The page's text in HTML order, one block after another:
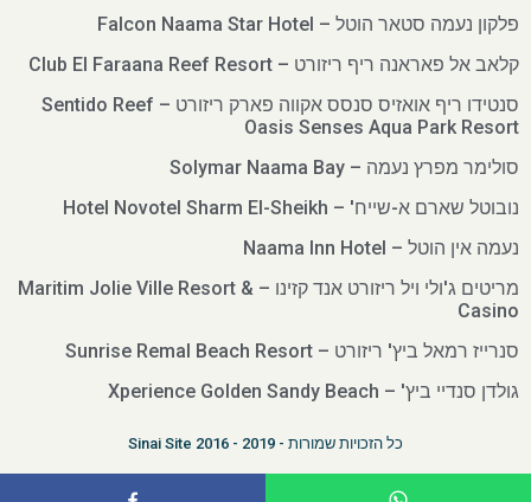
פלקון נעמה סטאר הוטל – Falcon Naama Star Hotel
קלאב אל פאראנה ריף ריזורט – Club El Faraana Reef Resort
סנטידו ריף אואזיס סנסס אקווה פארק ריזורט – Sentido Reef
Oasis Senses Aqua Park Resort
סולימר מפרץ נעמה – Solymar Naama Bay
נובוטל שארם א-שייח' – Hotel Novotel Sharm El-Sheikh
נעמה אין הוטל – Naama Inn Hotel
מריטים ג'ולי ויל ריזורט אנד קזינו – Maritim Jolie Ville Resort &
Casino
סנרייז רמאל ביץ' ריזורט – Sunrise Remal Beach Resort
גולדן סנדיי ביץ' – Xperience Golden Sandy Beach
כל הזכויות שמורות - 2019 - 2016 Sinai Site